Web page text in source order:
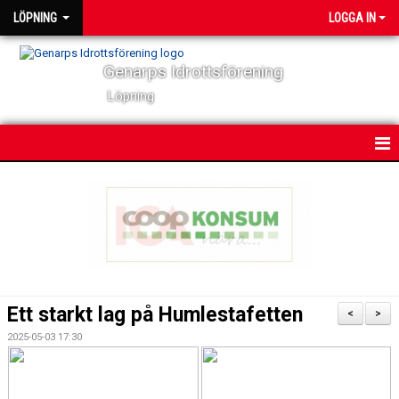
LÖPNING LOGGA IN
Genarps Idrottsförening
Löpning
VÅRA LÖPARE
>
<
Ett starkt lag på Humlestafetten
2025-05-03 17:30